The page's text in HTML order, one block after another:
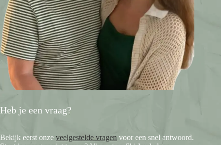
Heb je een vraag?
Bekijk eerst onze veelgestelde vragen voor een snel antwoord.